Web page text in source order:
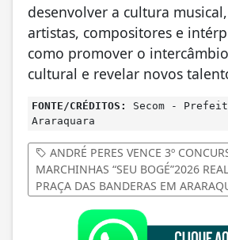
desenvolver a cultura
artistas, compositores e
como promover o
cultural e revelar novos
FONTE/CRÉDITOS:
Secom -
Araraquara
ANDRÉ PERES VENCE 3º
MARCHINHAS “SEU BOGÉ”2026
PRAÇA DAS BANDERAS EM